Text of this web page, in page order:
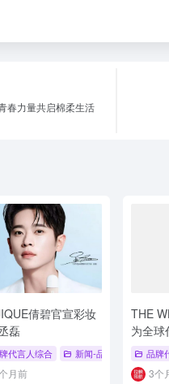
春力量共启棉柔生活
倩碧官宣彩妆
磊
代言人综合 新闻-品牌代言人 #
月前
THE
为全球
品牌
3个